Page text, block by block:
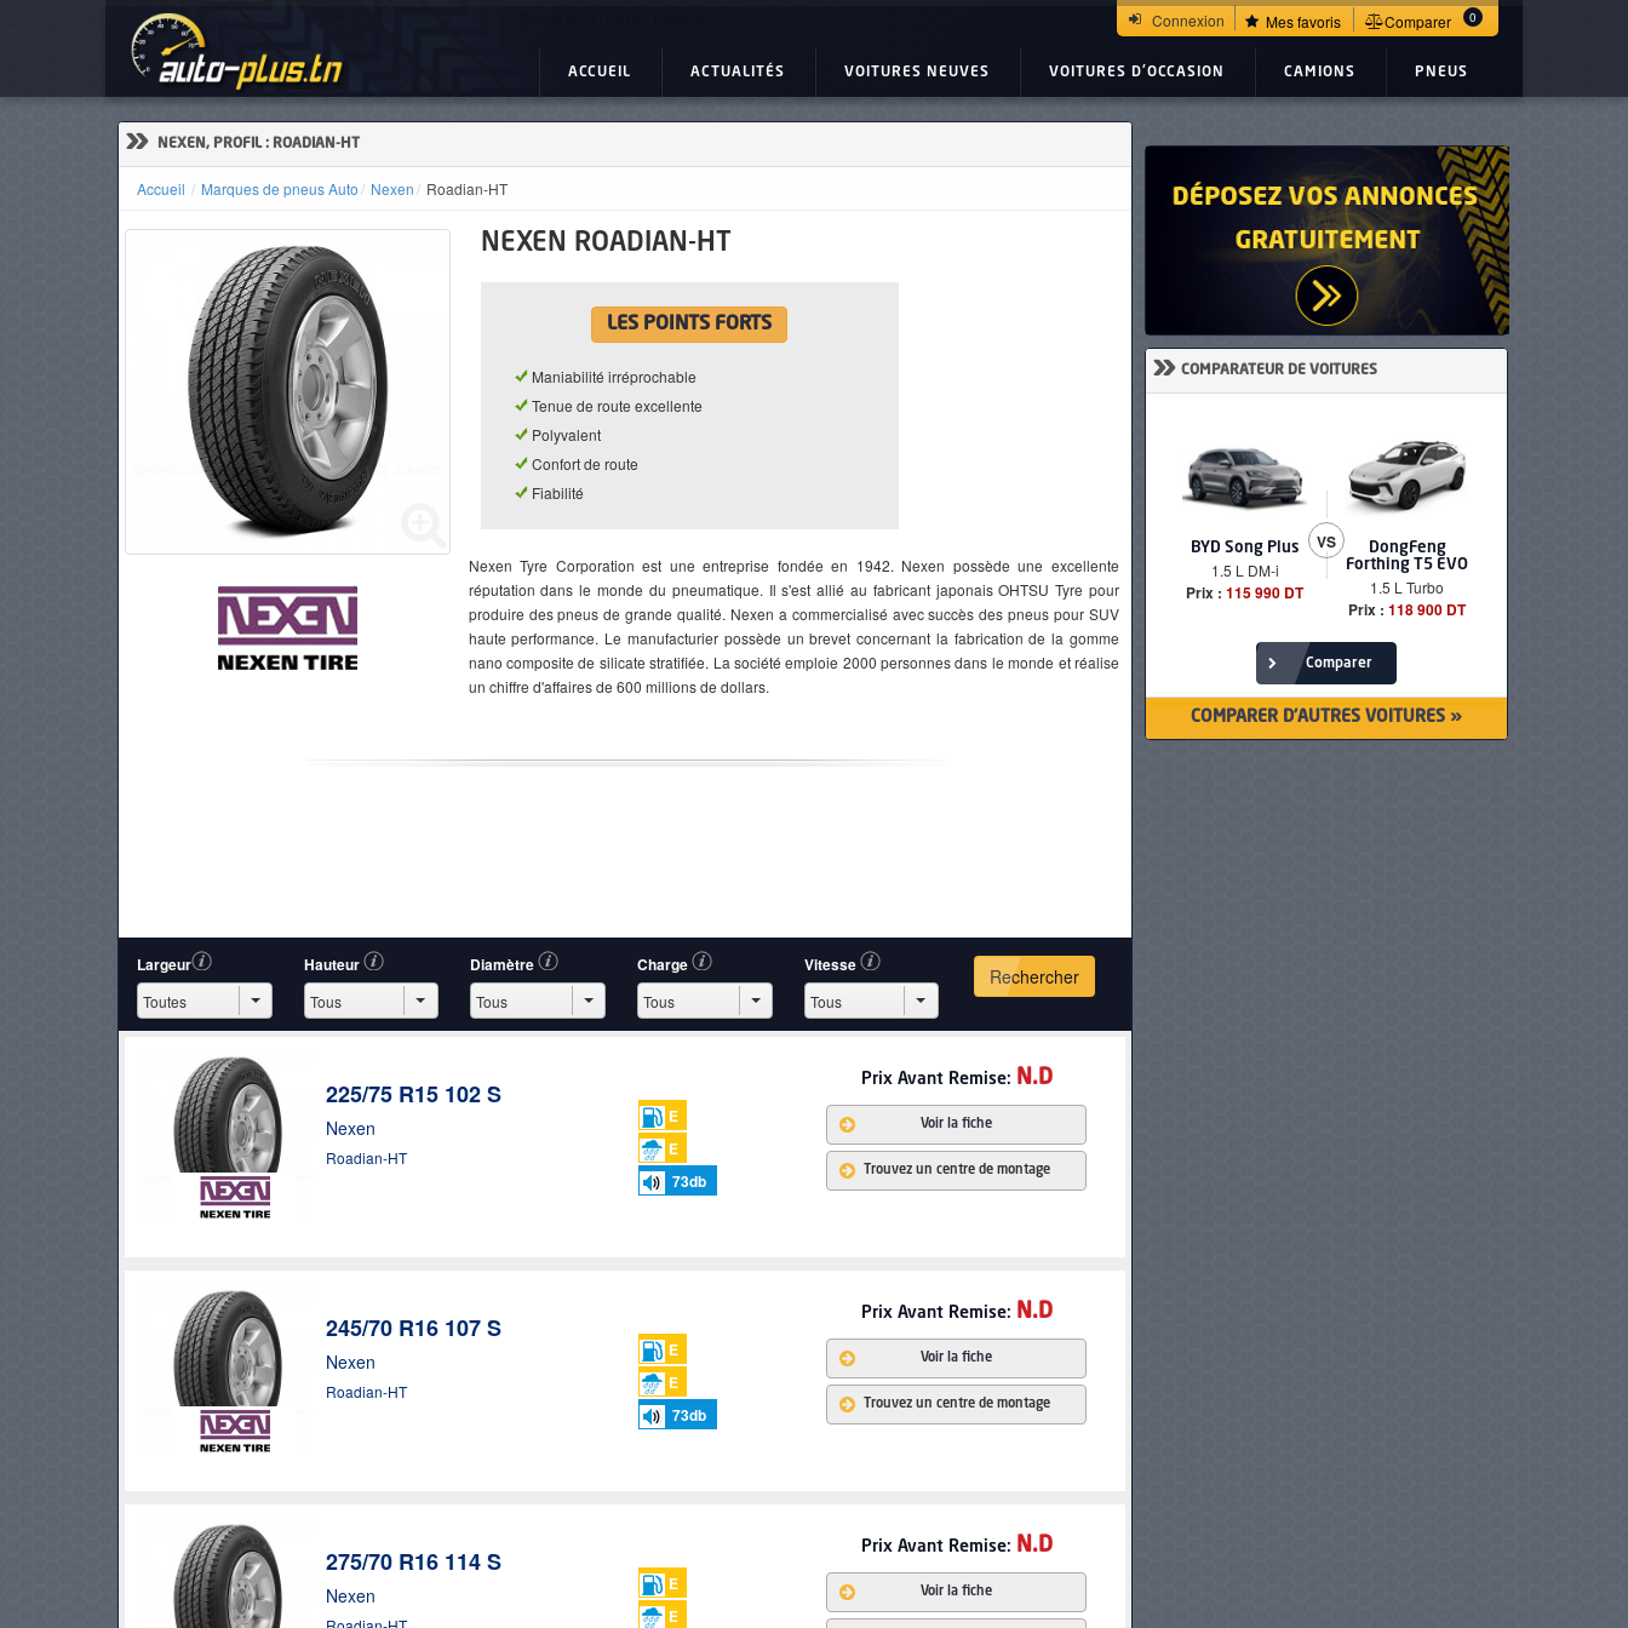
Connexion Mes favoris Comparer 0
ACCUEIL ACTUALITÉS VOITURES NEUVES VOITURES D'OCCASION CAMIONS PNEUS
» NEXEN, PROFIL : ROADIAN-HT
Accueil Marques de pneus Auto Nexen Roadian-HT
NEXEN ROADIAN-HT
LES POINTS FORTS
Maniabilité irréprochable
Tenue de route excellente
Polyvalent
Confort de route
Fiabilité
Nexen Tyre Corporation est une entreprise fondée en 1942. Nexen possède une excellente
réputation dans le monde du pneumatique. Il s'est allié au fabricant japonais OHTSU Tyre pour
produire des pneus de grande qualité. Nexen a commercialisé avec succès des pneus pour SUV
haute performance. Le manufacturier possède un brevet concernant la fabrication de la gomme
nano composite de silicate stratifiée. La société emploie 2000 personnes dans le monde et réalise
un chiffre d'affaires de 600 millions de dollars.
Largeur Hauteur Diamètre Charge Vitesse Rechercher
225/75 R15 102 S
Nexen
Roadian-HT
E
E
73db
Prix Avant Remise: N.D
Voir la fiche
Trouvez un centre de montage
245/70 R16 107 S
Nexen
Roadian-HT
E
E
73db
Prix Avant Remise: N.D
Voir la fiche
Trouvez un centre de montage
275/70 R16 114 S
Nexen
E
E
Prix Avant Remise: N.D
Voir la fiche
» COMPARATEUR DE VOITURES
BYD Song Plus
1.5 L DM-i
Prix : 115 990 DT
VS
DongFeng
Forthing T5 EVO
1.5 L Turbo
Prix : 118 900 DT
Comparer
COMPARER D'AUTRES VOITURES »
ACTUALITÉS